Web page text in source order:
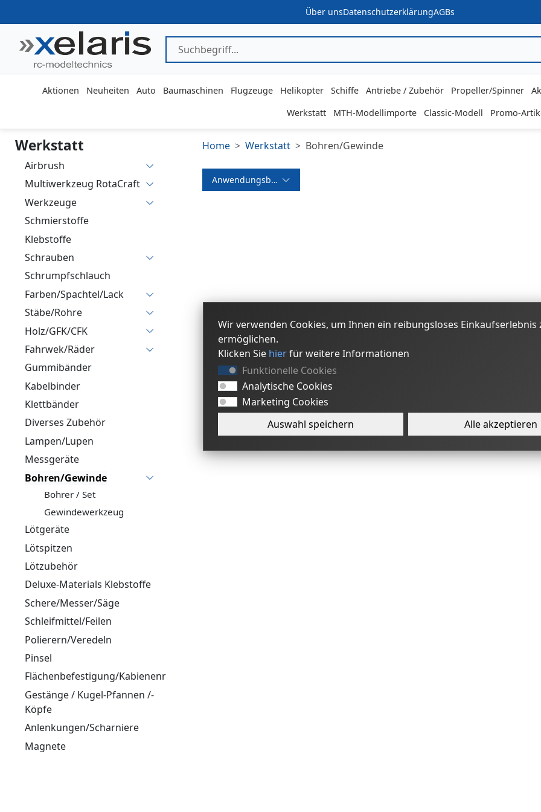
Über unsDatenschutzerklärungAGBs
Aktionen Neuheiten Auto Baumaschinen Flugzeuge Helikopter Schiffe Antriebe / Zubehör Propeller/Spinner
Werkstatt
MTH-Modellimporte Classic-Modell Promo-
Werkstatt
Airbrush
Multiwerkzeug RotaCraft
Werkzeuge
Schmierstoffe
Klebstoffe
Schrauben
Schrumpfschlauch
Farben/Spachtel/Lack
Stäbe/Rohre
Holz/GFK/CFK
Fahrwek/Räder
Gummibänder
Kabelbinder
Klettbänder
Diverses Zubehör
Lampen/Lupen
Messgeräte
Bohren/Gewinde
Bohrer / Set
Gewindewerkzeug
Lötgeräte
Lötspitzen
Lötzubehör
Deluxe-Materials Klebstoffe
Schere/Messer/Säge
Schleifmittel/Feilen
Polierern/Veredeln
Pinsel
Flächenbefestigung/Kabienenriegel/Hacken
Gestänge / Kugel-Pfannen /-
Köpfe
Anlenkungen/Scharniere
Magnete
Home Werkstatt Bohren/Gewinde
Anwendungsbereich
Wir verwenden Cookies, um Ihnen ein reibungsloses Einkaufserlebnis
ermöglichen.
Klicken Sie hierfür weitere Informationen
Funktionelle Cookies
Analytische Cookies
Marketing Cookies
Auswahl speichern
Alle akzeptieren